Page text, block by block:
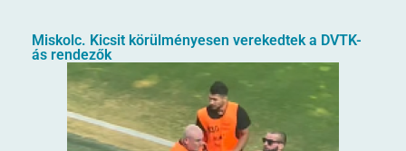
Miskolc. Kicsit körülményesen verekedtek a DVTK-
ás rendezők